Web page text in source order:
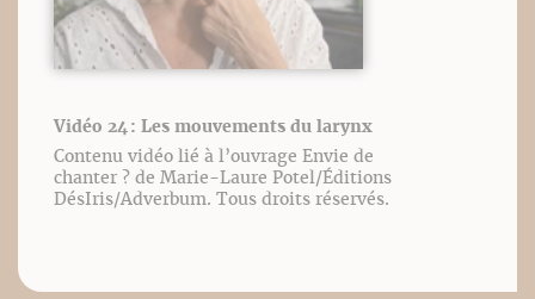
Vidéo 24 : Les mouvements du larynx
Contenu vidéo lié à l’ouvrage Envie de
chanter ? de Marie-Laure Potel/Éditions
DésIris/Adverbum. Tous droits réservés.